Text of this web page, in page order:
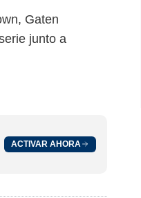
Gaten
junto a
ACTIVAR AHORA